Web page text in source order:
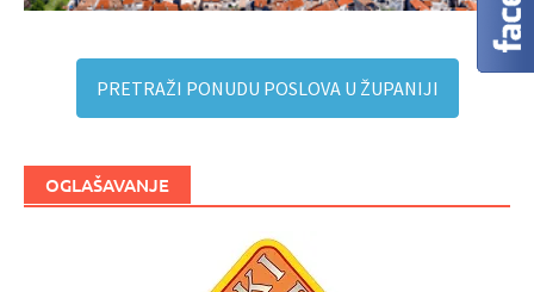
PRETRAŽI PONUDU POSLOVA U ŽUPANIJI
OGLAŠAVANJE